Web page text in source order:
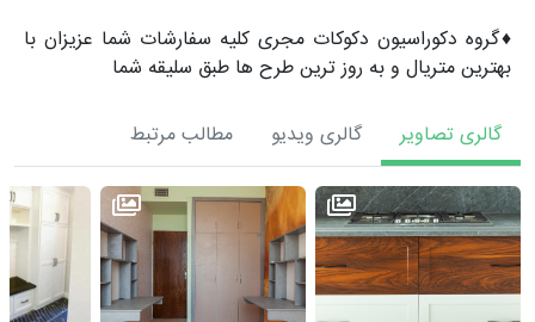
♦️گروه دکوراسیون دکوکات مجری کلیه سفارشات شما عزیزان با
بهترین متریال و به روز ترین طرح ها طبق سلیقه شما
گالری تصاویر گالری ویدیو مطالب مرتبط